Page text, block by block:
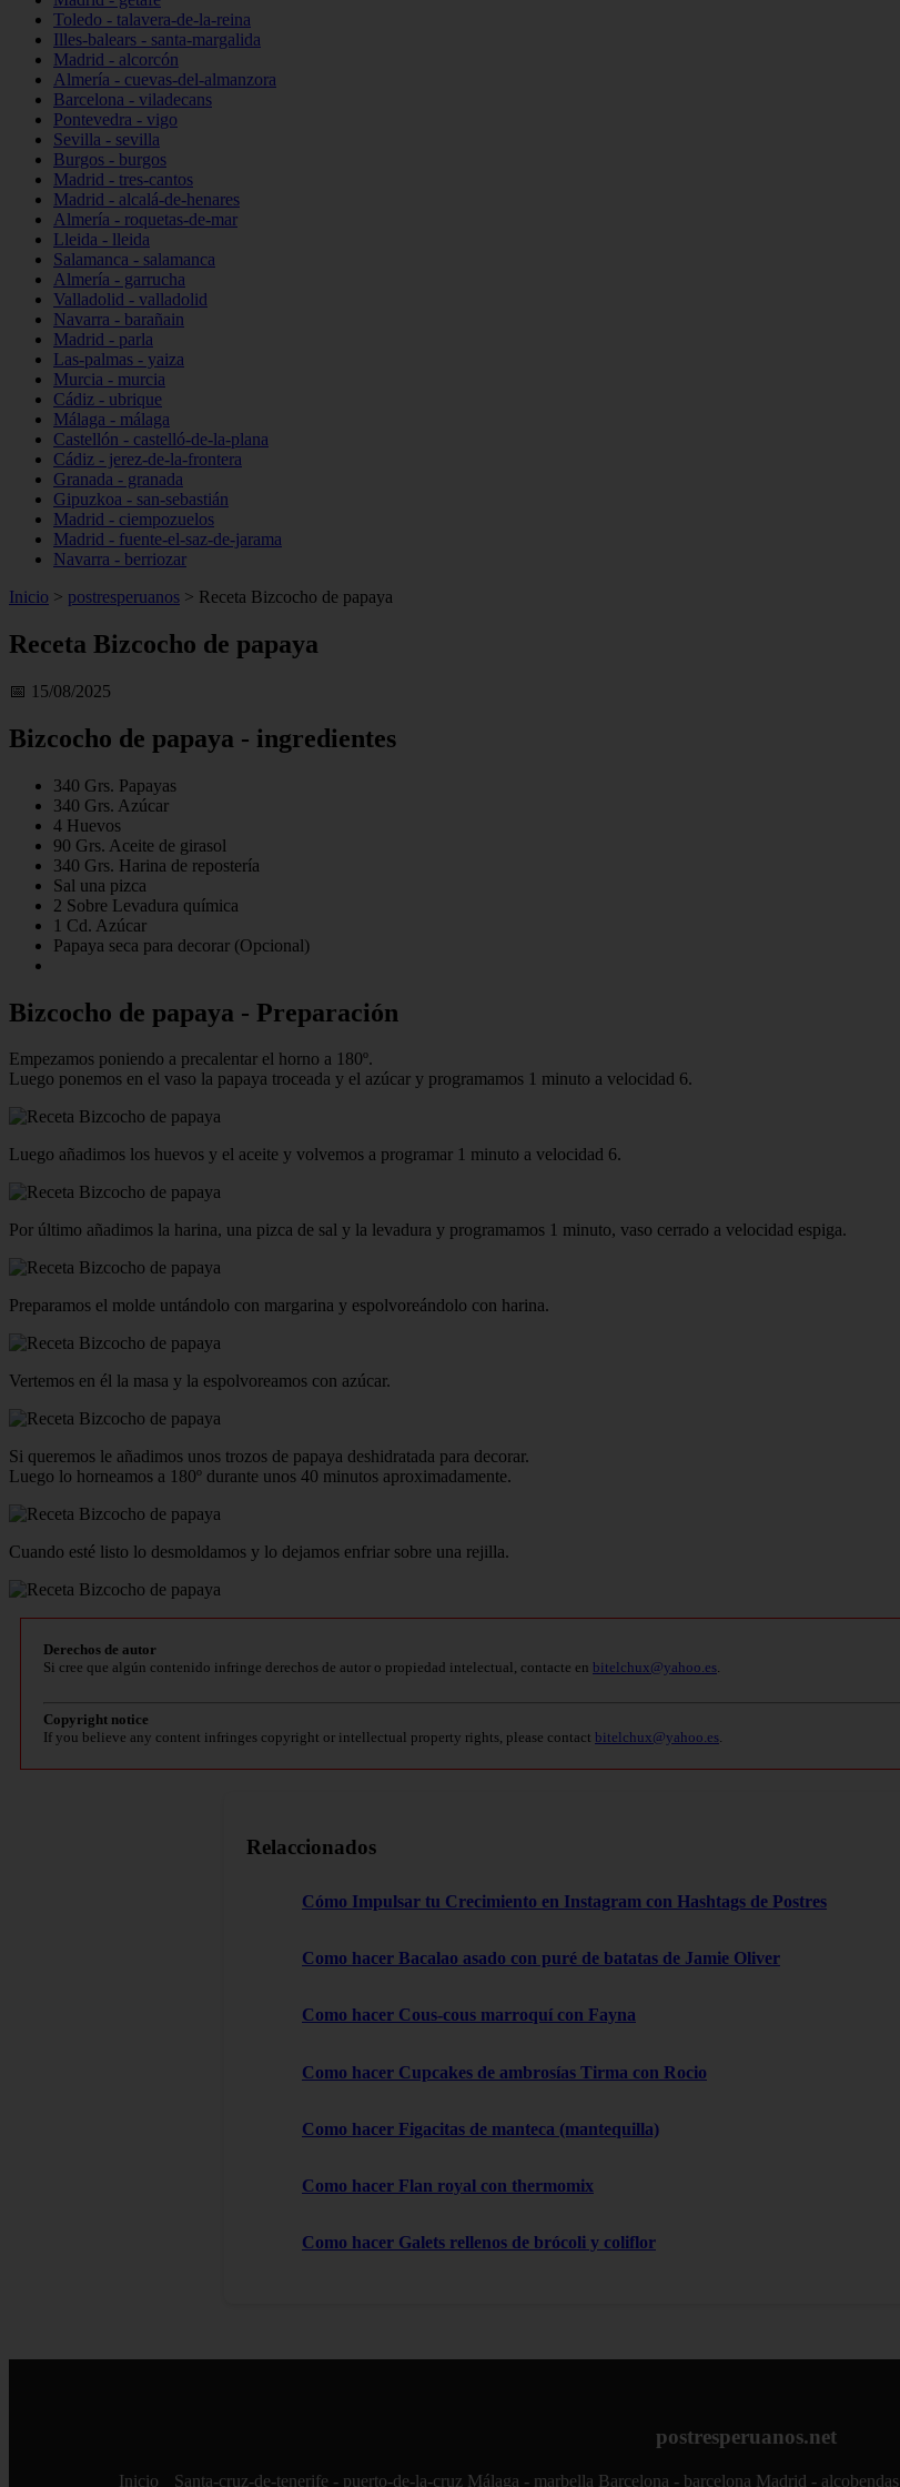
Toledo - talavera-de-la-reina
Illes-balears - santa-margalida
Madrid - alcorcón
Almería - cuevas-del-almanzora
Barcelona - viladecans
Pontevedra - vigo
Sevilla - sevilla
Burgos - burgos
Madrid - tres-cantos
Madrid - alcalá-de-henares
Almería - roquetas-de-mar
Lleida - lleida
Salamanca - salamanca
Almería - garrucha
Valladolid - valladolid
Navarra - barañain
Madrid - parla
Las-palmas - yaiza
Murcia - murcia
Cádiz - ubrique
Málaga - málaga
Castellón - castelló-de-la-plana
Cádiz - jerez-de-la-frontera
Granada - granada
Gipuzkoa - san-sebastián
Madrid - ciempozuelos
Madrid - fuente-el-saz-de-jarama
Navarra - berriozar
Inicio > postresperuanos > Receta Bizcocho de papaya
Receta Bizcocho de papaya
📅 15/08/2025
Bizcocho de papaya - ingredientes
340 Grs. Papayas
340 Grs. Azúcar
4 Huevos
90 Grs. Aceite de girasol
340 Grs. Harina de repostería
Sal una pizca
2 Sobre Levadura química
1 Cd. Azúcar
Papaya seca para decorar (Opcional)
Bizcocho de papaya - Preparación
Empezamos poniendo a precalentar el horno a 180º.
Luego ponemos en el vaso la papaya troceada y el azúcar y programamos 1 minuto a velocidad 6.
Luego añadimos los huevos y el aceite y volvemos a programar 1 minuto a velocidad 6.
Por último añadimos la harina, una pizca de sal y la levadura y programamos 1 minuto, vaso cerrado a velocidad espiga.
Preparamos el molde untándolo con margarina y espolvoreándolo con harina.
Vertemos en él la masa y la espolvoreamos con azúcar.
Si queremos le añadimos unos trozos de papaya deshidratada para decorar.
Luego lo horneamos a 180º durante unos 40 minutos aproximadamente.
Cuando esté listo lo desmoldamos y lo dejamos enfriar sobre una rejilla.
Derechos de autor
Si cree que algún contenido infringe derechos de autor o propiedad intelectual, contacte en bitelchux@yahoo.es.
Copyright notice
If you believe any content infringes copyright or intellectual property rights, please contact bitelchux@yahoo.es.
Relaccionados
Cómo Impulsar tu Crecimiento en Instagram con Hashtags de Postres
Como hacer Bacalao asado con puré de batatas de Jamie Oliver
Como hacer Cous-cous marroquí con Fayna
Como hacer Cupcakes de ambrosías Tirma con Rocio
Como hacer Figacitas de manteca (mantequilla)
Como hacer Flan royal con thermomix
Como hacer Galets rellenos de brócoli y coliflor
postresperuanos.net
Inicio Santa-cruz-de-tenerife - puerto-de-la-cruz Málaga - marbella Barcelona - barcelona Madrid - alcobendas